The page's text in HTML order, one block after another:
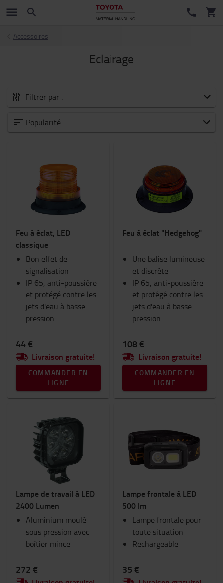
Accessoires
Eclairage
Filtrer par :
Tous les Accessoires
Accessoires pour fourches
Sécurité
Chariots et trottinettes industriels
Batteries et électronique
Habitacle du chariot
Ram Mount
Vêtements de travail
Goodies Toyota
Eclairage
Equipement hivernal
Espace de travail et entrepôt
Catégorie
Feux de travail
Lampes à flash et frontales
(6)
Popularité
Feu à éclat, LED
classique
Bon effet de
signalisation
IP 65, anti-poussière
et protégé contre les
jets d'eau à basse
pression
44 €
Livraison gratuite!
COMMANDER EN
LIGNE
Feu à éclat "Hedgehog"
Une balise lumineuse
et discrète
IP 65, anti-poussière
et protégé contre les
jets d'eau à basse
pression
108 €
Livraison gratuite!
COMMANDER EN
LIGNE
Lampe de travail à LED
2400 Lumen
Aluminium moulé
sous pression avec
boîtier mince
272 €
Lampe frontale à LED
500 lm
Lampe frontale pour
toute situation
Rechargeable
35 €